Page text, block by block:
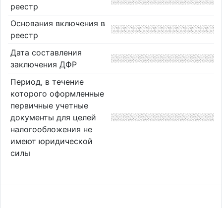
реестр
Основания включения в
реестр
Дата составления
заключения ДФР
Период, в течение
которого оформленные
первичные учетные
документы для целей
налогообложения не
имеют юридической
силы